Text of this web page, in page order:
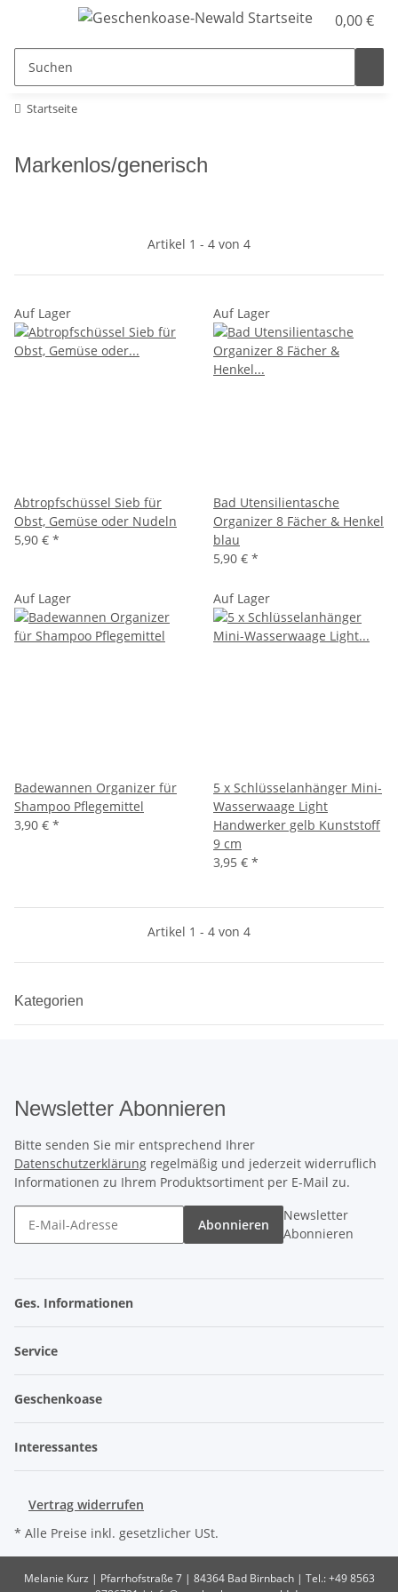
0,00 €
Startseite
Markenlos/generisch
Artikel 1 - 4 von 4
Auf Lager
Abtropfschüssel Sieb für
Obst, Gemüse oder Nudeln
5,90 € *
Auf Lager
Bad Utensilientasche
Organizer 8 Fächer & Henkel
blau
5,90 € *
Auf Lager
Badewannen Organizer für
Shampoo Pflegemittel
3,90 € *
Auf Lager
5 x Schlüsselanhänger Mini-
Wasserwaage Light
Handwerker gelb Kunststoff
9 cm
3,95 € *
Artikel 1 - 4 von 4
Kategorien
Newsletter Abonnieren
Bitte senden Sie mir entsprechend Ihrer
Datenschutzerklärung regelmäßig und jederzeit widerruflich
Informationen zu Ihrem Produktsortiment per E-Mail zu.
Abonnieren
Newsletter
Abonnieren
Ges. Informationen
Service
Geschenkoase
Interessantes
Vertrag widerrufen
* Alle Preise inkl. gesetzlicher USt.
Melanie Kurz | Pfarrhofstraße 7 | 84364 Bad Birnbach | Tel.: +49 8563